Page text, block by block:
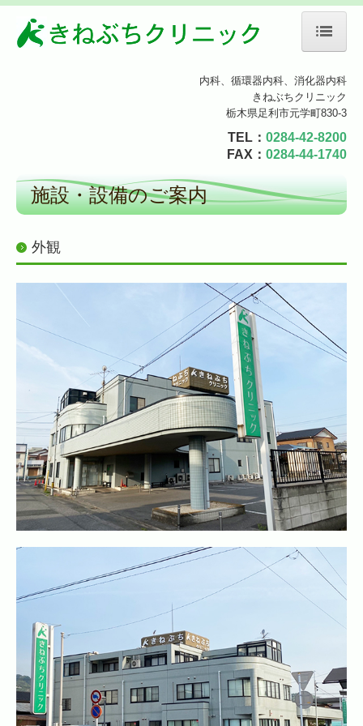
生活習慣病
禁煙外来のご案内
初診の方へ
交通案内
施設基準及び加算に関する掲示
内科、循環器内科、消化器内科
きねぶちクリニック
栃木県足利市元学町830-3
TEL ： 0284-42-8200
FAX： 0284-44-1740
施設・設備のご案内
外観